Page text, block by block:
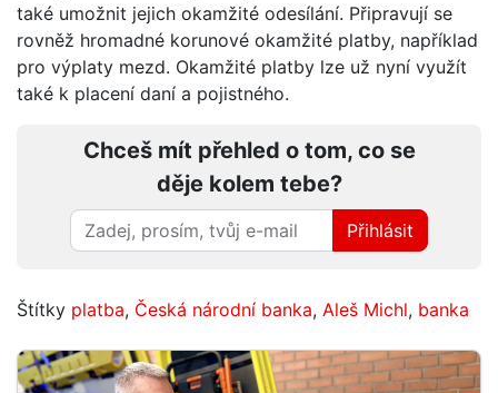
také umožnit jejich okamžité odesílání. Připravují se
rovněž hromadné korunové okamžité platby, například
pro výplaty mezd. Okamžité platby lze už nyní využít
také k placení daní a pojistného.
Chceš mít přehled o tom, co se
děje kolem tebe?
Přihlásit
Štítky platba, Česká národní banka, Aleš Michl, banka